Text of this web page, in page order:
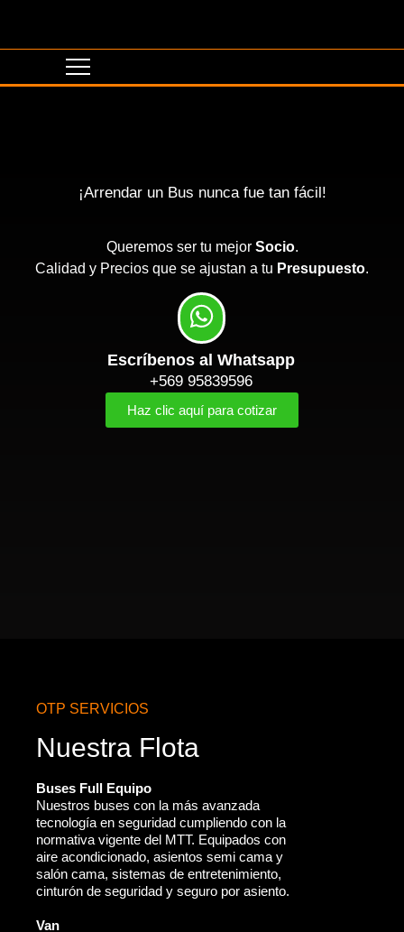
¡Arrendar un Bus nunca fue tan fácil!
Queremos ser tu mejor Socio.
Calidad y Precios que se ajustan a tu Presupuesto.
Escríbenos al Whatsapp
+569 95839596
Haz clic aquí para cotizar
OTP SERVICIOS
Nuestra Flota
Buses Full Equipo
Nuestros buses con la más avanzada
tecnología en seguridad cumpliendo con la
normativa vigente del MTT. Equipados con
aire acondicionado, asientos semi cama y
salón cama, sistemas de entretenimiento,
cinturón de seguridad y seguro por asiento.
Van